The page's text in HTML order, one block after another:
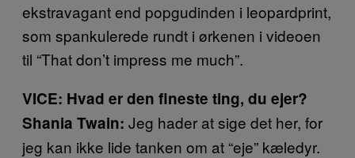
ekstravagant end popgudinden i leopardprint,
som spankulerede rundt i ørkenen i videoen
til “That don’t impress me much”.
VICE: Hvad er den fineste ting, du ejer?
Shania Twain: Jeg hader at sige det her, for
jeg kan ikke lide tanken om at “eje” kæledyr.